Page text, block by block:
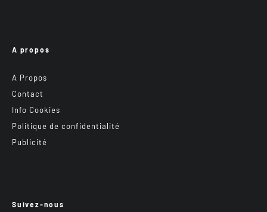
A propos
A Propos
Contact
Info Cookies
Politique de confidentialité
Publicité
Suivez-nous